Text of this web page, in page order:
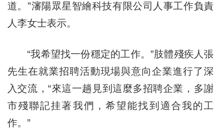
道。”瀋陽眾星智繪科技有限公司人事工作負責
人李女士表示。
“我希望找一份穩定的工作。”肢體殘疾人張
先生在就業招聘活動現場與意向企業進行了深
入交流，“來這一趟見到這麼多招聘企業，多謝
市殘聯記挂著我們，希望能找到適合我的工
作。”